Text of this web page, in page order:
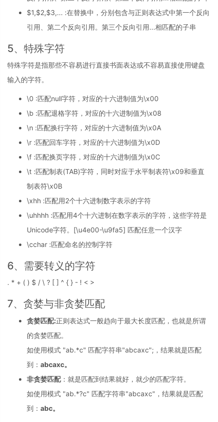
$1,$2,$3,... :在替换中，分别包含与正则表达式中第一个反向
引用、第二个反向引用。第三个反向引用...相匹配的子串
5、特殊字符
特殊字符是指那些不容易进行直接书面表达或不容易直接使用键盘
输入的字符。
\0 :匹配null字符，对应的十六进制值为\x00
\b :匹配退格字符，对应的十六进制值为\x08
\n :匹配换行字符，对应的十六进制值为\x0A
\r :匹配回车字符，对应的十六进制值为\x0D
\f :匹配换页字符，对应的十六进制值为\x0C
\t :匹配制表(TAB)字符，同时对应于水平制表符\x09和垂直
制表符\x0B
\xhh :匹配用2个十六进制数字表示的字符
\uhhhh :匹配用4个十六进制在数字表示的字符，这些字符是
Unicode字符。[\u4e00-\u9fa5] 匹配任意一个汉字
\cchar :匹配命名的控制字符
6、需要转义的字符
. * + ( ) $ / \ ? [ ] ^ { } - ! < >
7、贪婪与非贪婪匹配
贪婪匹配:正则表达式一般趋向于最大长度匹配，也就是所谓
的贪婪匹配。
如使用模式 "ab.*c" 匹配字符串"abcaxc";，结果就是匹配
到： abcaxc。
非贪婪匹配：就是匹配到结果就好，就少的匹配字符。
如使用模式 "ab.*?c" 匹配字符串"abcaxc"，结果就是匹配
到： abc。